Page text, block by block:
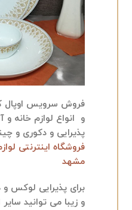
فروش سرویس اوپال
و انواع لوازم خانه
پذیرایی و دکوری و
فروشگاه اینترنتی
مشهد
برای پذیرایی لوکس
و زیبا می توانید سایر